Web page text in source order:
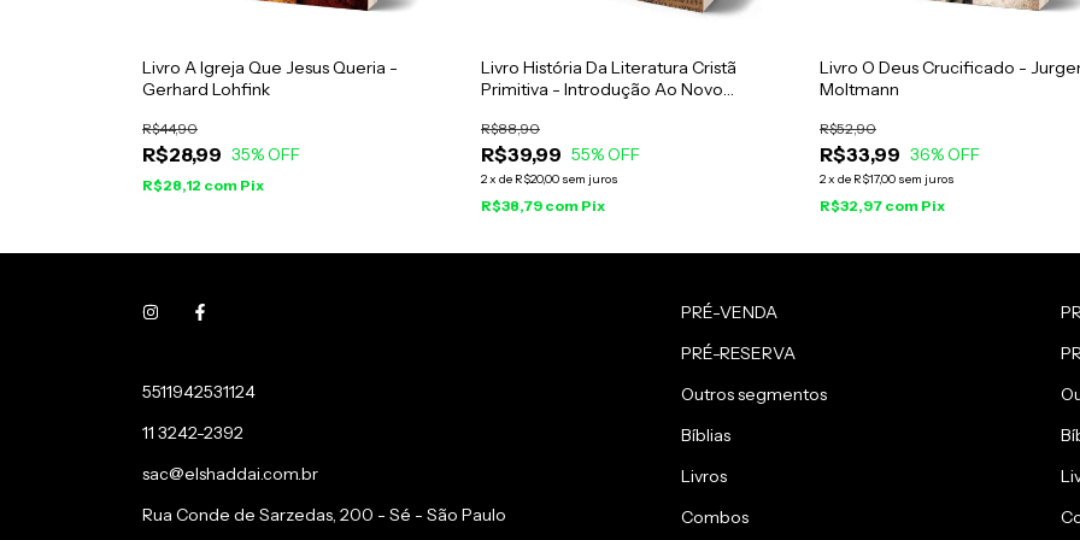
Livro A Igreja Que Jesus Queria -
Gerhard Lohfink
R$28,99
R$44,90
35% OFF
R$28,12 com Pix
Livro História Da Literatura Cristã
Primitiva - Introdução Ao Novo
R$39,99
R$88,90
55% OFF
2x de R$20,00 sem juros
R$38,79 com Pix
Livro O Deus Crucificado -
Moltmann
R$33,99
R$52,90
36% OFF
2x de R$17,00 sem juros
R$32,97 com Pix
5511942531124
11 3242-2392
sac@elshaddai.com.br
Rua Conde de Sarzedas, 200 - Sé - São Paulo
PRÉ-VENDA
PRÉ-RESERVA
Outros segmentos
Bíblias
Livros
Combos